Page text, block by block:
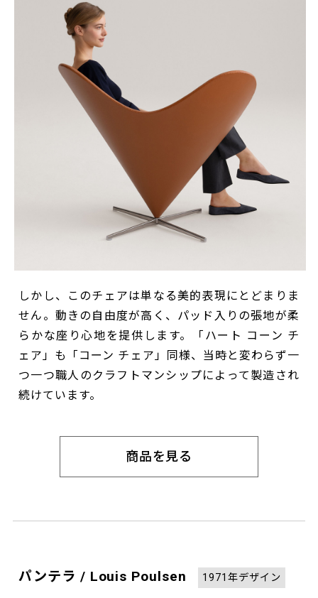
しかし、このチェアは単なる美的表現にとどまりま
せん。動きの自由度が高く、パッド入りの張地が柔
らかな座り心地を提供します。「ハート コーン チ
ェア」も「コーン チェア」同様、当時と変わらず一
つ一つ職人のクラフトマンシップによって製造され
続けています。
商品を見る
パンテラ / Louis Poulsen 1971年デザイン